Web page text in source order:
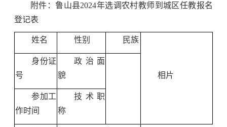
附件：鲁山县2024年选调农村教师到城区任教报名
登记表
姓名 性别 民族
相片
身份证
号
政治面
貌
参加工
作时间
技术职
称